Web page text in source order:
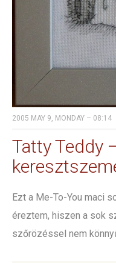
2005 MAY 9, MONDAY – 08:14
Tatty Teddy
Ezt a Me-To-You maci
éreztem, hiszen a sok
szőrözéssel nem